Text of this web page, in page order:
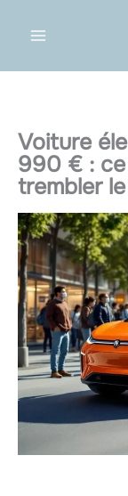
Voiture
990 € :
trembler